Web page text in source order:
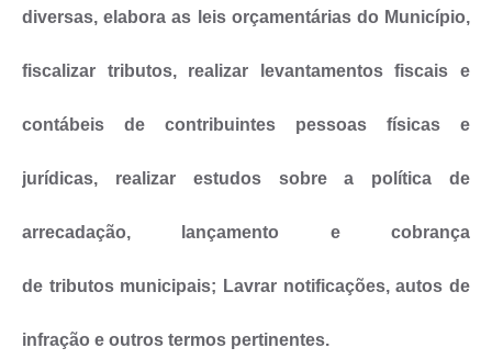
Transparência
Jornal
Emprega
diversas, elabora as leis orçamentárias do Município,
fiscalizar tributos, realizar levantamentos fiscais e
contábeis de contribuintes pessoas físicas e
jurídicas, realizar estudos sobre a política de
arrecadação, lançamento e cobrança
de tributos municipais; Lavrar notificações, autos de
infração e outros termos pertinentes.